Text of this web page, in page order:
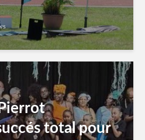
total pour